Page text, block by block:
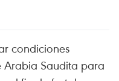
condiciones
Arabia Saudita para